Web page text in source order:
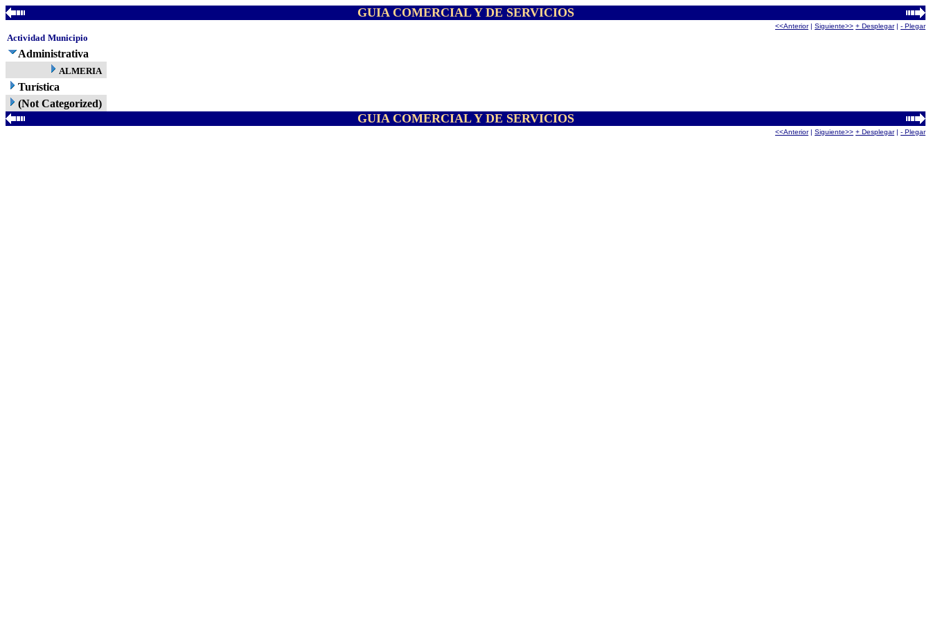
GUIA COMERCIAL Y DE SERVICIOS
<<Anterior| Siguiente>> + Desplegar| - Plegar
Actividad Municipio
Administrativa
ALMERIA
Turística
(Not Categorized)
GUIA COMERCIAL Y DE SERVICIOS
<<Anterior| Siguiente>> + Desplegar| - Plegar